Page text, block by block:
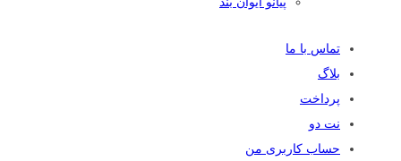
تماس با ما
بلاگ
پرداخت
نت دو
حساب کاربری من